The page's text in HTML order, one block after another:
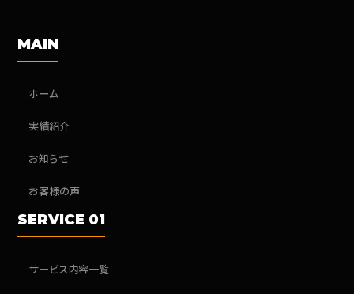
MAIN
ホーム
実績紹介
お知らせ
お客様の声
SERVICE 01
サービス内容一覧